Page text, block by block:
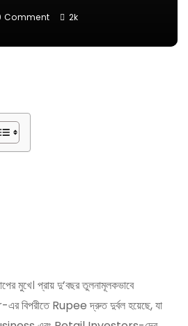
Comment 2k
মুখে। প্রায় দু’বছর তুলনামূলকভাবে
বিপরীতে Rupee দ্রুত দুর্বল হয়েছে, যা